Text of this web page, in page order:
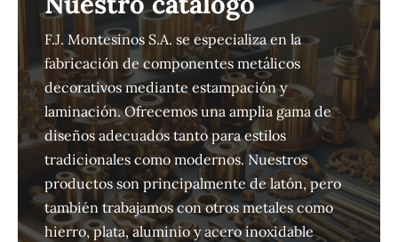
F.J. Montesinos S.A. se especializa en la
fabricación de componentes metálicos
decorativos mediante estampación y
laminación. Ofrecemos una amplia gama de
diseños adecuados tanto para estilos
tradicionales como modernos. Nuestros
productos son principalmente de latón, pero
también trabajamos con otros metales como
hierro, plata, aluminio y acero inoxidable